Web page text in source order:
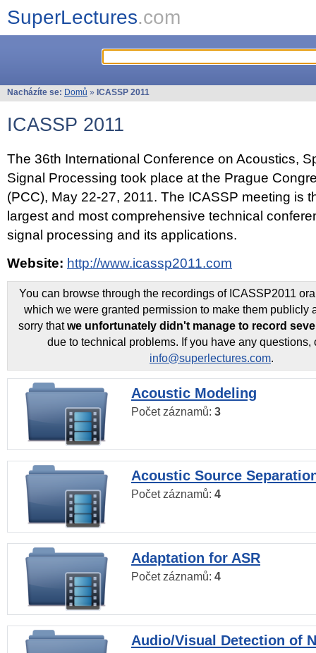
SuperLectures.com
Nacházíte se: Domů » ICASSP 2011
ICASSP 2011
The 36th International Conference on Acoustics,
Signal Processing took place at the Prague
(PCC), May 22-27, 2011. The ICASSP meeting is
largest and most comprehensive technical
signal processing and its applications.
Website: http://www.icassp2011.com
You can browse through the recordings of ICASSP2011
which we were granted permission to make them publicly
sorry thatwe unfortunately didn't manage to record
due to technical problems. If you have any questions,
info@superlectures.com.
Acoustic Modeling
Počet záznamů: 3
Acoustic Source
Počet záznamů: 4
Adaptation for ASR
Počet záznamů: 4
Audio/Visual Detection of